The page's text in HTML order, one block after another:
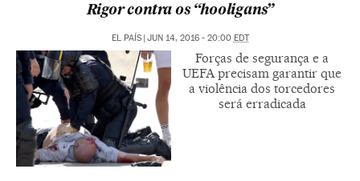
Rigor contra os “hooligans”
EL PAÍS | JUN 14, 2016 - 20:00 EDT
Forças de segurança e a
UEFA precisam garantir que
a violência dos torcedores
será erradicada